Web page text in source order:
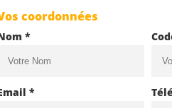
coordonnées
*
*